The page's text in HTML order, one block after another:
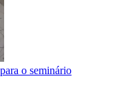
o seminário